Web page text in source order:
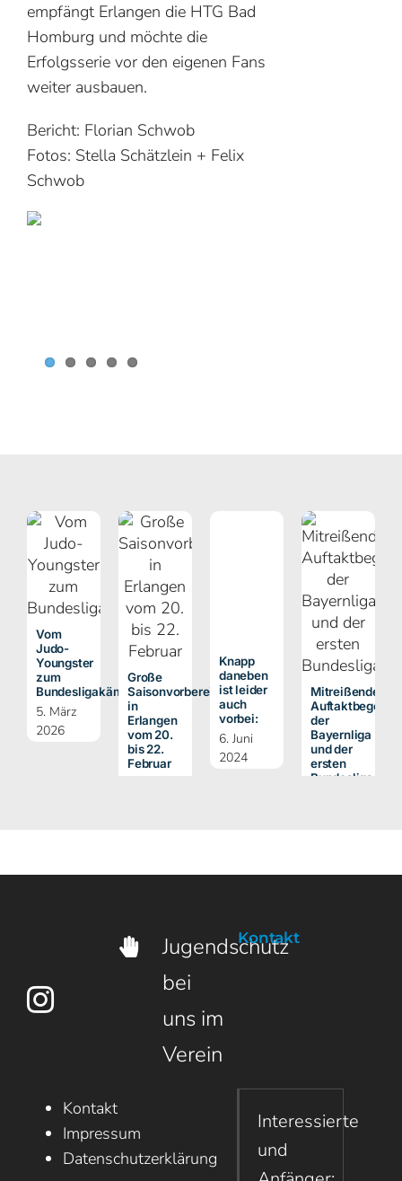
empfängt Erlangen die HTG Bad
Homburg und möchte die
Erfolgsserie vor den eigenen Fans
weiter ausbauen.
Bericht: Florian Schwob
Fotos: Stella Schätzlein + Felix
Schwob
Vom
Judo-
Youngster
zum
Bundesligakämpfer
5. März
2026
Große
Saisonvorbereitung
in
Erlangen
vom 20.
bis 22.
Februar
Knapp
daneben
ist leider
auch
vorbei:
6. Juni
2024
Mitreißende
der
Bayernliga
und der
ersten
Bundesliga
Jugendschutz
bei
uns im
Verein
Kontakt
Kontakt
Impressum
Datenschutzerklärung
Interessierte
und